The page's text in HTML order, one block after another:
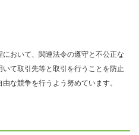
において、関連法令の遵守と不公正な
て取引先等と取引を行うことを防止
な競争を行うよう努めています。